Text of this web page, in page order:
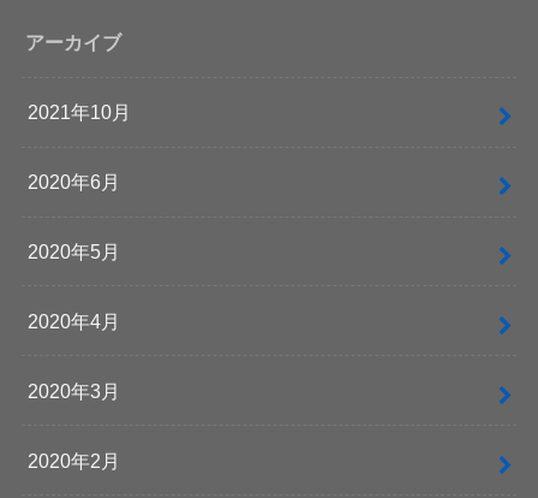
アーカイブ
2021年10月
2020年6月
2020年5月
2020年4月
2020年3月
2020年2月